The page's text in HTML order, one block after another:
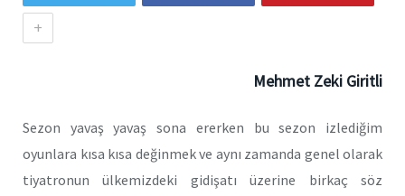
+
Mehmet Zeki Giritli
Sezon yavaş yavaş sona ererken bu sezon izlediğim
oyunlara kısa kısa değinmek ve aynı zamanda genel olarak
tiyatronun ülkemizdeki gidişatı üzerine birkaç söz